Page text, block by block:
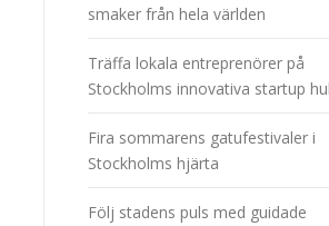
smaker från hela världen
Träffa lokala entreprenörer på
Stockholms innovativa startup
Fira sommarens gatufestivaler i
Stockholms hjärta
Följ stadens puls med guidade